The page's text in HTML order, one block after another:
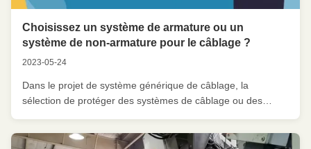
Choisissez un système de armature ou un
système de non-armature pour le câblage ?
2023-05-24
Dans le projet de système générique de câblage, la
sélection de protéger des systèmes de câblage ou des
beaucoup d'utilisateurs. Les systèmes non protégés et les
systèmes d'armature ont une base large d'application.